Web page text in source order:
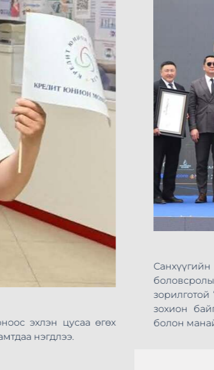
НЫ 20 ЖИЛИЙН ОЙ
20 жилийн ойг
бүтээгдэхүүн, үйлчилгээний талаарх
удирдъя” өдөрлөг өнөөдөр
Монголын Хадгаламж, Зээлийн
иргэдэд санхүүгийн мэдлэг мэдээлэл